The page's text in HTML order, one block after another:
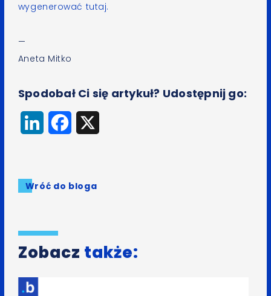
wygenerować tutaj.
—
Aneta Mitko
Spodobał Ci się artykuł? Udostępnij go:
LinkedInFacebook
Wróć do bloga
Zobacz także: